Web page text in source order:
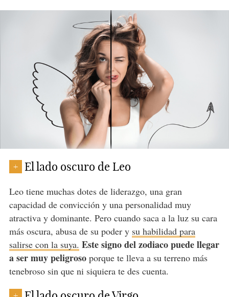
+ El lado oscuro de Leo
Leo tiene muchas dotes de liderazgo, una gran
capacidad de convicción y una personalidad muy
atractiva y dominante. Pero cuando saca a la luz su cara
más oscura, abusa de su poder y su habilidad para
salirse con la suya. Este signo del zodiaco puede llegar
a ser muy peligrosoporque te lleva a su terreno más
tenebroso sin que ni siquiera te des cuenta.